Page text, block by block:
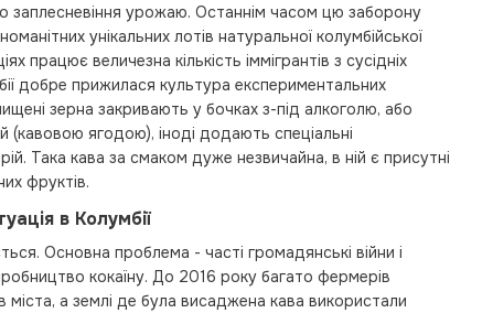
заплесневіння урожаю. Останнім часом цю заборону
унікальних лотів натуральної колумбійської
працює величезна кількість іммігрантів з сусідніх
добре прижилася культура експериментальних
зерна закривають у бочках з-під алкоголю, або
ягодою), іноді додають спеціальні
Така кава за смаком дуже незвичайна, в ній є присутні
фруктів.
в Колумбії
Основна проблема - часті громадянські війни і
кокаїну. До 2016 року багато фермерів
в міста, а землі де була висаджена кава використали